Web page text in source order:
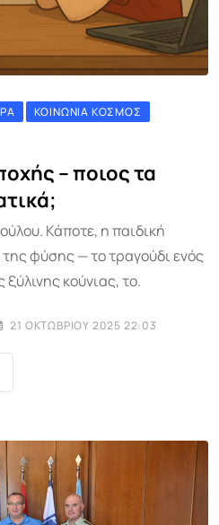
ΚΟΙΝΩΝΊΑ ΚΌΣΜΟΣ
– ποιος τα
Κάποτε, η παιδική
φύσης — το τραγούδι ενός
ξύλινης κούνιας, το.
21 ΟΚΤΩΒΡΊΟΥ 2025 22:03